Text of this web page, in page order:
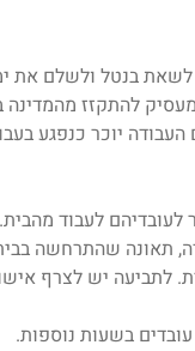
בנטל ולשלם את
יוכר כנפגע
לעבוד
תאונה שהתרחשה
לתביעה יש לצרף